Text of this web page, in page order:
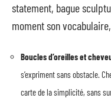
statement, bague
moment son
Boucles d’oreilles et
s’expriment sans obstacle.
carte de la simplicité, sans